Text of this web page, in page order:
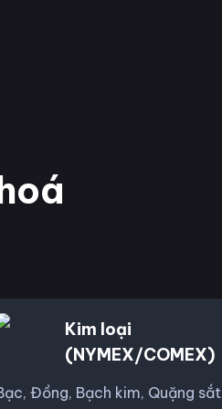
Kim loại
(NYMEX/COMEX)
Đồng, Bạch kim, Quặng sắt